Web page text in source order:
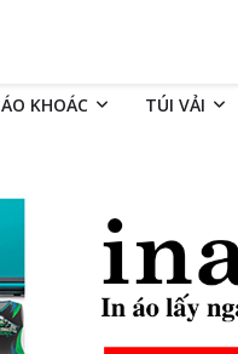
ÁO KHOÁC TÚI VẢI